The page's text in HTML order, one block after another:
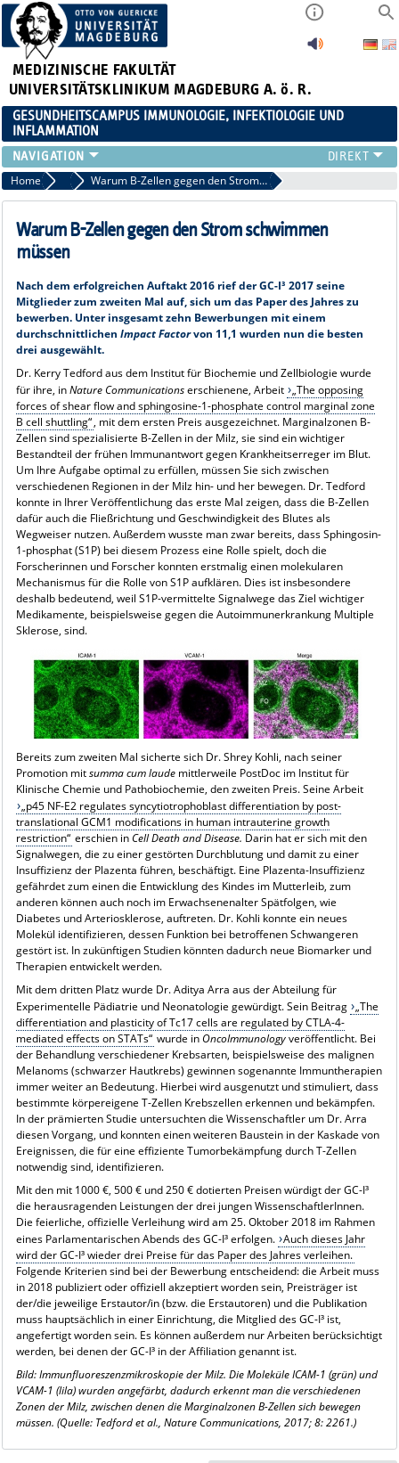
MEDIZINISCHE FAKULTÄT
UNIVERSITÄTSKLINIKUM MAGDEBURG A. ö. R.
GESUNDHEITSCAMPUS IMMUNOLOGIE, INFEKTIOLOGIE UND
INFLAMMATION
ÜBER UNS
MITGLIEDER
PAPER D. JAHRES
AKTUELLES
VERANSTALTUNGEN
LINKS
KONTAKT
Home 2018 Warum B-Zellen gegen den Strom schwimmen müssen
Warum B-Zellen gegen den Strom schwimmen
müssen
Nach dem erfolgreichen Auftakt 2016 rief der GC-I³ 2017 seine
Mitglieder zum zweiten Mal auf, sich um das Paper des Jahres zu
bewerben. Unter insgesamt zehn Bewerbungen mit einem
durchschnittlichen Impact Factorvon 11,1 wurden nun die besten
drei ausgewählt.
Dr. Kerry Tedford aus dem Institut für Biochemie und Zellbiologie wurde
für ihre, inNature Communicationserschienene, Arbeit „The opposing
forces of shear flow and sphingosine-1-phosphate control marginal zone
B cell shuttling“, mit dem ersten Preis ausgezeichnet. Marginalzonen B-
Zellen sind spezialisierte B-Zellen in der Milz, sie sind ein wichtiger
Bestandteil der frühen Immunantwort gegen Krankheitserreger im Blut.
Um Ihre Aufgabe optimal zu erfüllen, müssen Sie sich zwischen
verschiedenen Regionen in der Milz hin- und her bewegen. Dr. Tedford
konnte in Ihrer Veröffentlichung das erste Mal zeigen, dass die B-Zellen
dafür auch die Fließrichtung und Geschwindigkeit des Blutes als
Wegweiser nutzen. Außerdem wusste man zwar bereits, dass Sphingosin-
1-phosphat (S1P) bei diesem Prozess eine Rolle spielt, doch die
Forscherinnen und Forscher konnten erstmalig einen molekularen
Mechanismus für die Rolle von S1P aufklären. Dies ist insbesondere
deshalb bedeutend, weil S1P-vermittelte Signalwege das Ziel wichtiger
Medikamente, beispielsweise gegen die Autoimmunerkrankung Multiple
Sklerose, sind.
Bereits zum zweiten Mal sicherte sich Dr. Shrey Kohli, nach seiner
Promotion mitsumma cum laudemittlerweile PostDoc im Institut für
Klinische Chemie und Pathobiochemie, den zweiten Preis. Seine Arbeit
„p45 NF-E2 regulates syncytiotrophoblast differentiation by post-
translational GCM1 modifications in human intrauterine growth
restriction“ erschien inCell Death and Disease. Darin hat er sich mit den
Signalwegen, die zu einer gestörten Durchblutung und damit zu einer
Insuffizienz der Plazenta führen, beschäftigt. Eine Plazenta-Insuffizienz
gefährdet zum einen die Entwicklung des Kindes im Mutterleib, zum
anderen können auch noch im Erwachsenenalter Spätfolgen, wie
Diabetes und Arteriosklerose, auftreten. Dr. Kohli konnte ein neues
Molekül identifizieren, dessen Funktion bei betroffenen Schwangeren
gestört ist. In zukünftigen Studien könnten dadurch neue Biomarker und
Therapien entwickelt werden.
Mit dem dritten Platz wurde Dr. Aditya Arra aus der Abteilung für
Experimentelle Pädiatrie und Neonatologie gewürdigt. Sein Beitrag „The
differentiation and plasticity of Tc17 cells are regulated by CTLA-4-
mediated effects on STATs“ wurde inOncoImmunologyveröffentlicht. Bei
der Behandlung verschiedener Krebsarten, beispielsweise des malignen
Melanoms (schwarzer Hautkrebs) gewinnen sogenannte Immuntherapien
immer weiter an Bedeutung. Hierbei wird ausgenutzt und stimuliert, dass
bestimmte körpereigene T-Zellen Krebszellen erkennen und bekämpfen.
In der prämierten Studie untersuchten die Wissenschaftler um Dr. Arra
diesen Vorgang, und konnten einen weiteren Baustein in der Kaskade von
Ereignissen, die für eine effiziente Tumorbekämpfung durch T-Zellen
notwendig sind, identifizieren.
Mit den mit 1000 €, 500 € und 250 € dotierten Preisen würdigt der GC-I³
die herausragenden Leistungen der drei jungen WissenschaftlerInnen.
Die feierliche, offizielle Verleihung wird am 25. Oktober 2018 im Rahmen
eines Parlamentarischen Abends des GC-I³ erfolgen. Auch dieses Jahr
wird der GC-I³ wieder drei Preise für das Paper des Jahres verleihen.
Folgende Kriterien sind bei der Bewerbung entscheidend: die Arbeit muss
in 2018 publiziert oder offiziell akzeptiert worden sein, Preisträger ist
der/die jeweilige Erstautor/in (bzw. die Erstautoren) und die Publikation
muss hauptsächlich in einer Einrichtung, die Mitglied des GC-I³ ist,
angefertigt worden sein. Es können außerdem nur Arbeiten berücksichtigt
werden, bei denen der GC-I³ in der Affiliation genannt ist.
Bild: Immunfluoreszenzmikroskopie der Milz. Die Moleküle ICAM-1 (grün) und
VCAM-1 (lila) wurden angefärbt, dadurch erkennt man die verschiedenen
Zonen der Milz, zwischen denen die Marginalzonen B-Zellen sich bewegen
müssen. (Quelle: Tedford et al., Nature Communications, 2017; 8: 2261.)